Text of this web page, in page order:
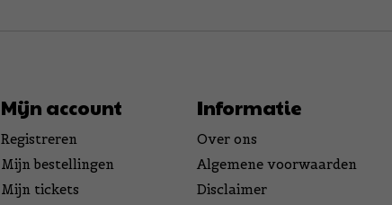
Mijn account
Registreren
Mijn bestellingen
Mijn tickets
Informatie
Over ons
Algemene voorwaarden
Disclaimer